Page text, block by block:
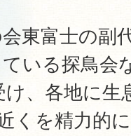
東富士の副
いる探鳥会
、各地に生
くを精力的